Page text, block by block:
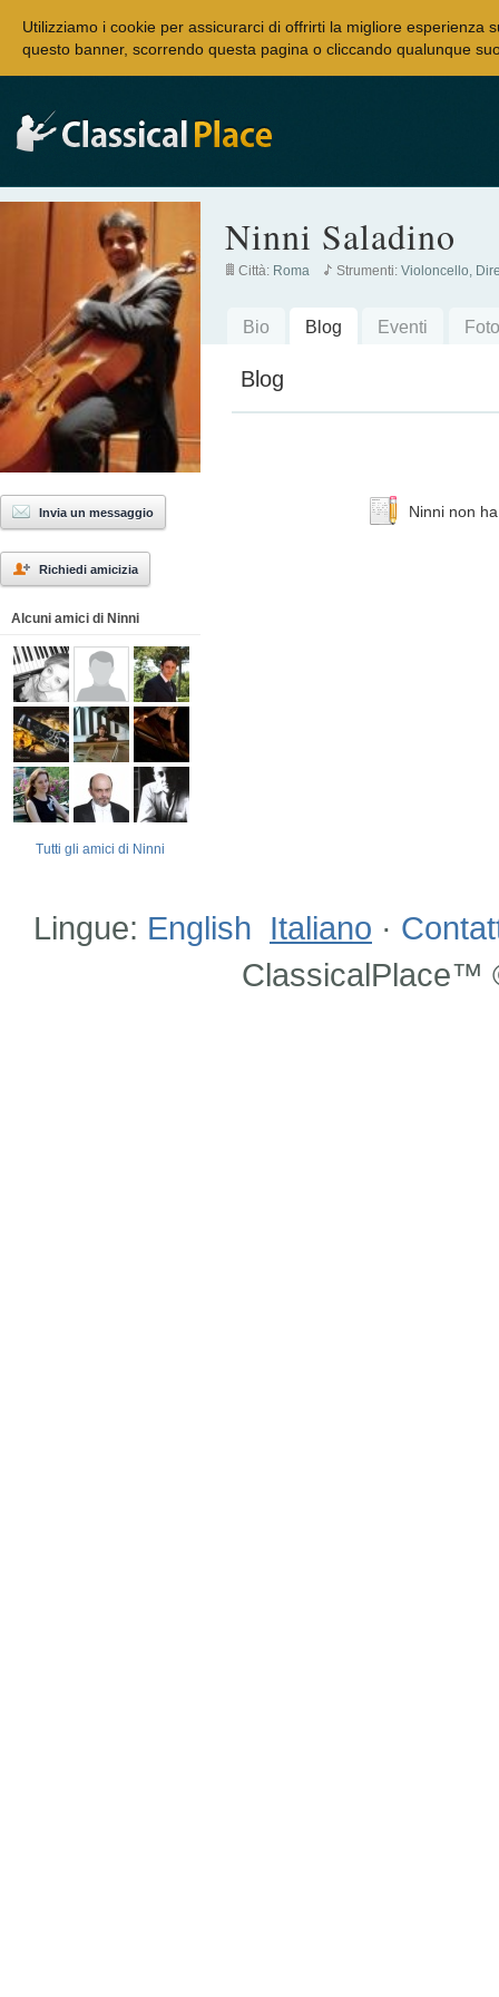
Invia un messaggio
Richiedi amicizia
Alcuni amici di Ninni
Tutti gli amici di Ninni
Ninni Saladino
Città: Roma Strumenti: Violoncello,
Bio Blog Eventi Foto
Blog
Ninni non
Lingue: English Italiano ·
ClassicalPlace™
Utilizziamo i cookie per assicurarci di offrirti la migliore esperienza
questo banner, scorrendo questa pagina o cliccando qualunque